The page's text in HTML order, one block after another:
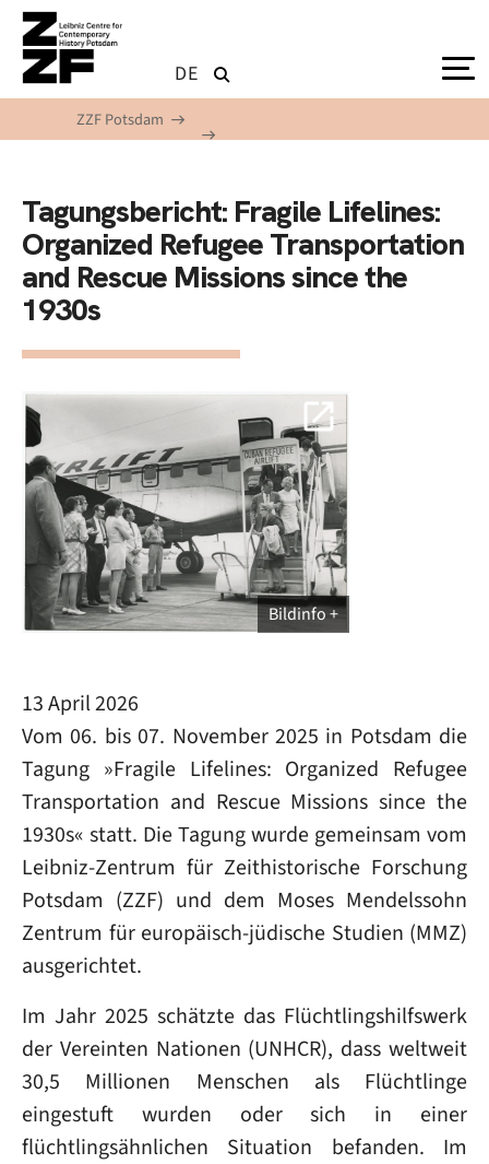
Skip to main content
DE
ZZF Potsdam
Tagungsbericht: Fragile Lifelines:
Organized Refugee Transportation
and Rescue Missions since the
1930s
Bildinfo
13 April 2026
Vom 06. bis 07. November 2025 in Potsdam die
Tagung »Fragile Lifelines: Organized Refugee
Transportation and Rescue Missions since the
1930s« statt. Die Tagung wurde gemeinsam vom
Leibniz-Zentrum für Zeithistorische Forschung
Potsdam (ZZF) und dem Moses Mendelssohn
Zentrum für europäisch-jüdische Studien (MMZ)
ausgerichtet.
Im Jahr 2025 schätzte das Flüchtlingshilfswerk
der Vereinten Nationen (UNHCR), dass weltweit
30,5 Millionen Menschen als Flüchtlinge
eingestuft wurden oder sich in einer
flüchtlingsähnlichen Situation befanden. Im